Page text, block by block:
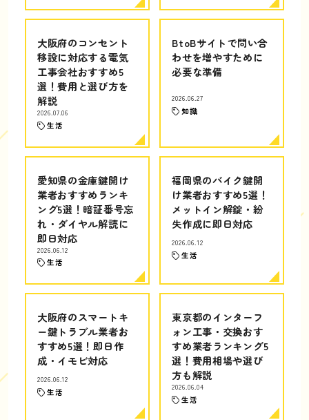
大阪府のコンセント
移設に対応する電気
工事会社おすすめ5
選！費用と選び方を
解説
2026.07.06
生活
BtoBサイトで問い合
わせを増やすために
必要な準備
2026.06.27
知識
愛知県の金庫鍵開け
業者おすすめランキ
ング5選！暗証番号忘
れ・ダイヤル解読に
即日対応
2026.06.12
生活
福岡県のバイク鍵開
け業者おすすめ5選！
メットイン解錠・紛
失作成に即日対応
2026.06.12
生活
大阪府のスマートキ
ー鍵トラブル業者お
すすめ5選！即日作
成・イモビ対応
2026.06.12
生活
東京都のインターフ
ォン工事・交換おす
すめ業者ランキング5
選！費用相場や選び
方も解説
2026.06.04
生活